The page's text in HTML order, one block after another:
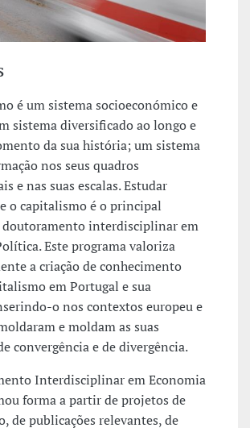
é um sistema socioeconómico e
sistema diversificado ao longo e
da sua história; um sistema
nos seus quadros
e nas suas escalas. Estudar
o capitalismo é o principal
interdisciplinar em
Este programa valoriza
a criação de conhecimento
em Portugal e sua
o nos contextos europeu e
e moldam as suas
convergência e de divergência.
Interdisciplinar em Economia
forma a partir de projetos de
de publicações relevantes, de